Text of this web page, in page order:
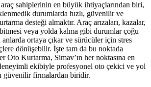
sahiplerinin en büyük ihtiyaçlarından biri,
durumlarda hızlı, güvenilir ve
desteği almaktır. Araç arızaları, kazalar,
veya yolda kalma gibi durumlar çoğu
ortaya çıkar ve sürücüler için stres
dönüşebilir. İşte tam da bu noktada
Oto Kurtarma, Simav’ın her noktasına en
ekibiyle profesyonel oto çekici ve yol
güvenilir firmalardan biridir.